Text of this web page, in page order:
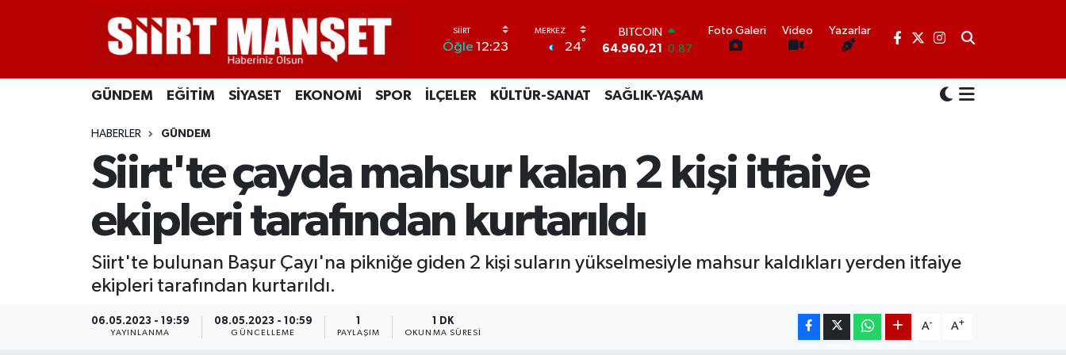
Öğle 12:23 24°
47,7436
55,2510
0.32
6660.55
0.03
BİST100
13.779 -14
Foto Galeri Video Yazarlar
GÜNDEM EĞİTİM SİYASET EKONOMİ SPOR İLÇELER KÜLTÜR-SANAT SAĞLIK-YAŞAM
HABERLER GÜNDEM
Siirt'te çayda mahsur kalan 2 kişi itfaiye
ekipleri tarafından kurtarıldı
Siirt'te bulunan Başur Çayı'na pikniğe giden 2 kişi suların yükselmesiyle mahsur kaldıkları yerden itfaiye
ekipleri tarafından kurtarıldı.
06.05.2023 - 19:59
YAYINLANMA
08.05.2023 - 10:59
GÜNCELLEME
1
PAYLAŞIM
1 DK
OKUNMA SÜRESI
A- A+
SİYASET
EKONOMİ
İLÇELER
Siirt Nöbetçi Eczaneler
Siirt Hava Durumu
Siirt Namaz Vakitleri
Siirt Trafik Yoğunluk Haritası
Süper Lig Puan Durumu ve Fikstür
Tüm Manşetler